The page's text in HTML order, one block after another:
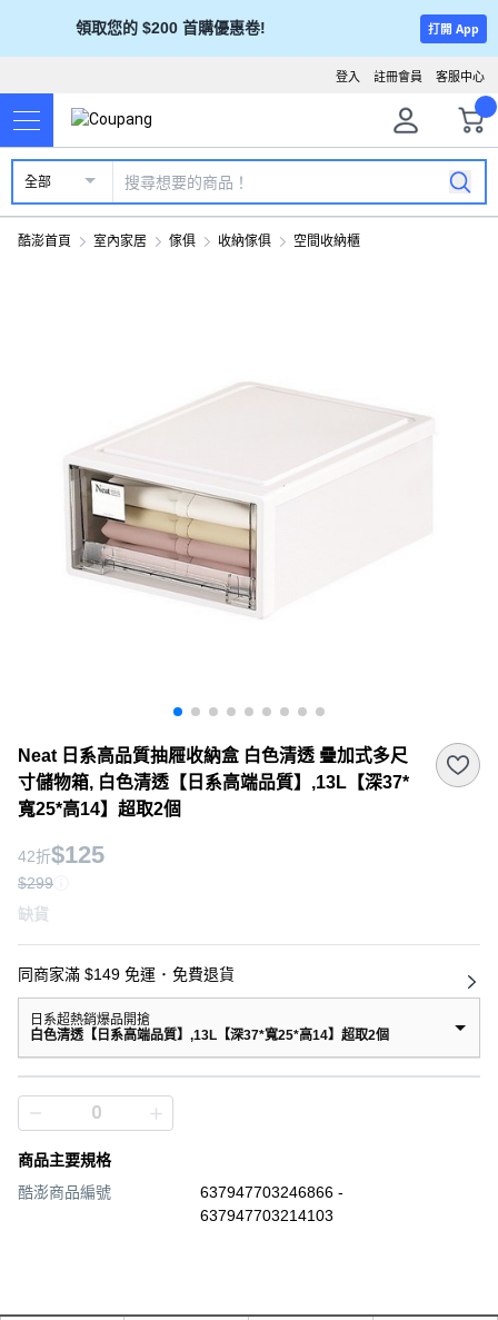
領取您的 $200 首購優惠卷! 打開 App
客服中心
註冊會員
登入
全部
酷澎首頁 室內家居 傢俱 收納傢俱 空間收納櫃
Neat 日系高品質抽屜收納盒 白色清透 疊加式多尺
寸儲物箱, 白色清透【日系高端品質】,13L【深37*
寬25*高14】超取2個
42折$125
$299
缺貨
同商家滿 $149 免運 ･ 免費退貨
日系超熱銷爆品開搶
白色清透【日系高端品質】,13L【深37*寬25*高14】超取2個
商品主要規格
酷澎商品編號
637947703246866 -
637947703214103